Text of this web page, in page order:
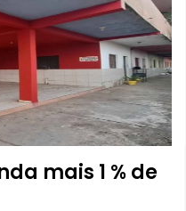
mais 1 % de